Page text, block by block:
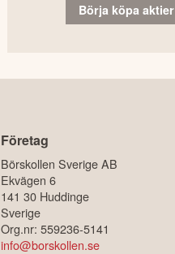
Börja köpa aktier
Företag
Börskollen Sverige AB
Ekvägen 6
141 30 Huddinge
Sverige
Org.nr: 559236-5141
info@borskollen.se